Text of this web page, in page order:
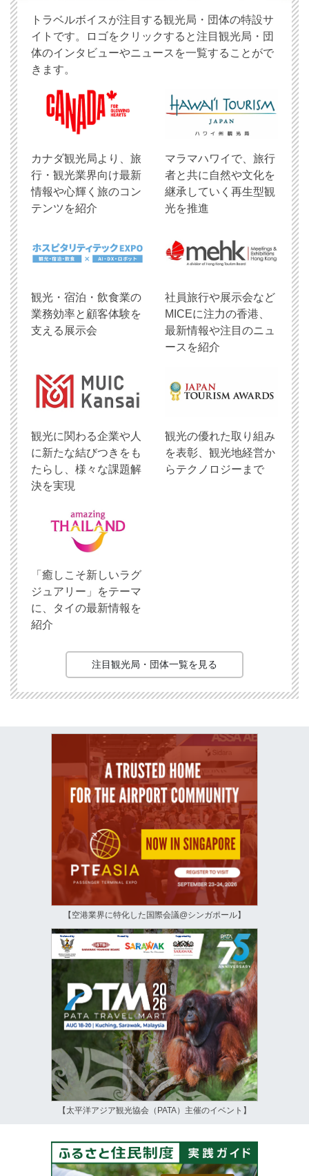
トラベルボイスが注目する観光局・団体の特設サ
イトです。ロゴをクリックすると注目観光局・団
体のインタビューやニュースを一覧することがで
きます。
​カナダ観光局より、旅
行・観光業界向け最新
情報や心輝く旅のコン
テンツを紹介
マラマハワイで、旅行
者と共に自然や文化を
継承していく再生型観
光を推進
観光・宿泊・飲食業の
業務効率と顧客体験を
支える展示会
社員旅行や展示会など
MICEに注力の香港、
最新情報や注目のニュ
ースを紹介
観光に関わる企業や人
に新たな結びつきをも
たらし、様々な課題解
決を実現
観光の優れた取り組み
を表彰、観光地経営か
らテクノロジーまで
「癒しこそ新しいラグ
ジュアリー」をテーマ
に、タイの最新情報を
紹介
注目観光局・団体一覧を見る
【空港業界に特化した国際会議@シンガポール】
【太平洋アジア観光協会（PATA）主催のイベント】